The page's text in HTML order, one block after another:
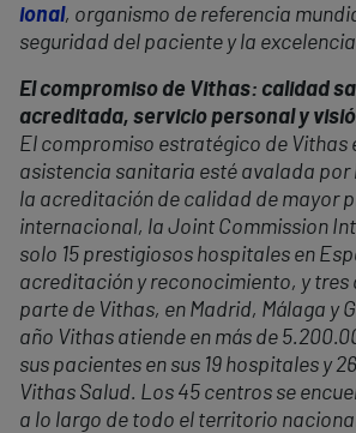
ional, organismo de referencia
seguridad del paciente y la
El compromiso de Vithas: calidad
acreditada, servicio personal y
El compromiso estratégico de Vithas
asistencia sanitaria esté avalada por
la acreditación de calidad de mayor
internacional, la Joint Commission
solo 15 prestigiosos hospitales en
acreditación y reconocimiento, y tres
parte de Vithas, en Madrid, Málaga y
año Vithas atiende en más de
sus pacientes en sus 19 hospitales y
Vithas Salud. Los 45 centros se
a lo largo de todo el territorio